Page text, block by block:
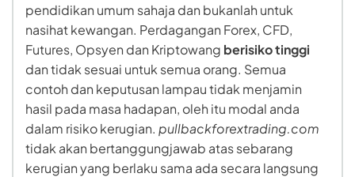
pendidikan umum sahaja dan bukanlah untuk
nasihat kewangan. Perdagangan Forex, CFD,
Futures, Opsyen dan Kriptowang berisiko tinggi
dan tidak sesuai untuk semua orang. Semua
contoh dan keputusan lampau tidak menjamin
hasil pada masa hadapan, oleh itu modal anda
dalam risiko kerugian. pullbackforextrading.com
tidak akan bertanggungjawab atas sebarang
kerugian yang berlaku sama ada secara langsung